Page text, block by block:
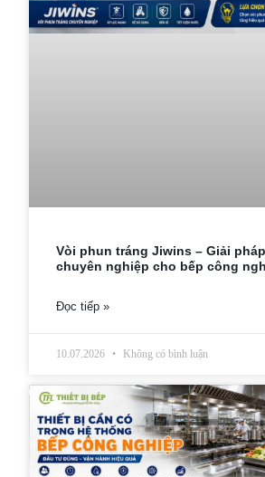
Vòi phun tráng Jiwins – Giải
chuyên nghiệp cho bếp công
Đọc tiếp »
10.07.2026 Không có bình luận